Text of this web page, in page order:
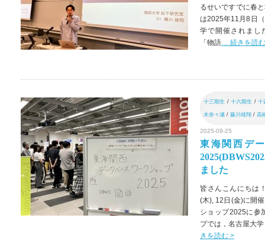
るせいですでに春
は2025年11月8日
学で開催されまし
「物語… 続きを読
十三期生 / 十六期生 / 十
木奈々瀬 / 藤川雄翔 / 高
2025-09-25
東海関西デ
ました
皆さんこんにちは
(木), 12日(金)に開
ショップ2025に参
プでは，名古屋大
きを読む >